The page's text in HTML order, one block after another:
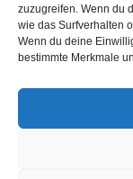
zuzugreifen. Wenn du
wie das Surfverhalten
Wenn du deine
bestimmte Merkmale
Kochen mit